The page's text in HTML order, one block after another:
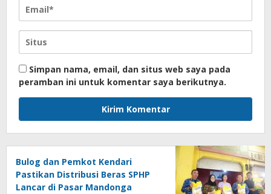
Simpan nama, email, dan situs web saya pada
peramban ini untuk komentar saya berikutnya.
Bulog dan Pemkot Kendari
Pastikan Distribusi Beras SPHP
Lancar di Pasar Mandonga